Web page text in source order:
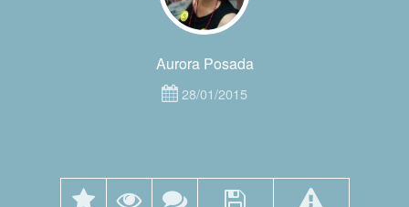
Aurora Posada
28/01/2015